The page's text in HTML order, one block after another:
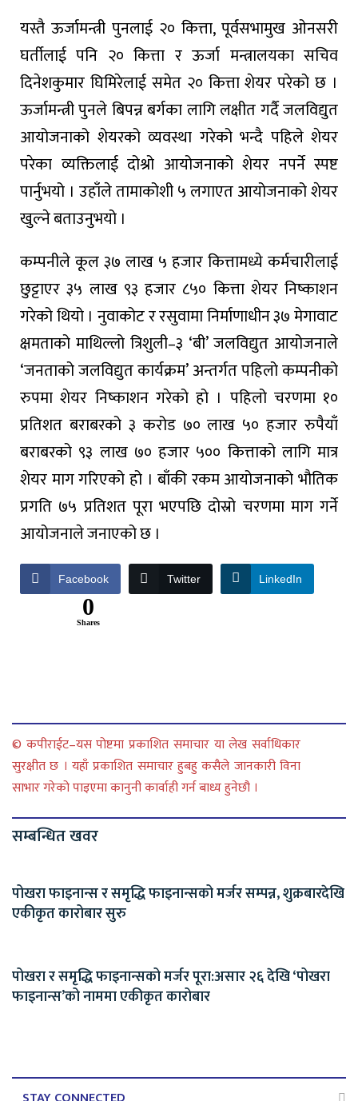
यस्तै ऊर्जामन्त्री पुनलाई २० कित्ता, पूर्वसभामुख ओनसरी
घर्तीलाई पनि २० कित्ता र ऊर्जा मन्त्रालयका सचिव
दिनेशकुमार घिमिरेलाई समेत २० कित्ता शेयर परेको छ ।
ऊर्जामन्त्री पुनले बिपन्न बर्गका लागि लक्षीत गर्दै जलविद्युत
आयोजनाको शेयरको व्यवस्था गरेको भन्दै पहिले शेयर
परेका व्यक्तिलाई दोश्रो आयोजनाको शेयर नपर्ने स्पष्ट
पार्नुभयो । उहाँले तामाकोशी ५ लगाएत आयोजनाको शेयर
खुल्ने बताउनुभयो ।
कम्पनीले कूल ३७ लाख ५ हजार कित्तामध्ये कर्मचारीलाई
छुट्टाएर ३५ लाख ९३ हजार ८५० कित्ता शेयर निष्काशन
गरेको थियो । नुवाकोट र रसुवामा निर्माणाधीन ३७ मेगावाट
क्षमताको माथिल्लो त्रिशुली–३ ‘बी’ जलविद्युत आयोजनाले
‘जनताको जलविद्युत कार्यक्रम’ अन्तर्गत पहिलो कम्पनीको
रुपमा शेयर निष्काशन गरेको हो । पहिलो चरणमा १०
प्रतिशत बराबरको ३ करोड ७० लाख ५० हजार रुपैयाँ
बराबरको ९३ लाख ७० हजार ५०० कित्ताको लागि मात्र
शेयर माग गरिएको हो । बाँकी रकम आयोजनाको भौतिक
प्रगति ७५ प्रतिशत पूरा भएपछि दोस्रो चरणमा माग गर्ने
आयोजनाले जनाएको छ ।
Facebook Twitter LinkedIn
0
Shares
© कपीराईट–यस पोष्टमा प्रकाशित समाचार या लेख सर्वाधिकार
सुरक्षीत छ । यहाँ प्रकाशित समाचार हुबहु कसैले जानकारी विना
साभार गरेको पाइएमा कानुनी कार्वाही गर्न बाध्य हुनेछौ ।
सम्बन्धित खवर
पोखरा फाइनान्स र समृद्धि फाइनान्सको मर्जर सम्पन्न, शुक्रबारदेखि
एकीकृत कारोबार सुरु
पोखरा र समृद्धि फाइनान्सको मर्जर पूरा:असार २६ देखि ‘पोखरा
फाइनान्स’को नाममा एकीकृत कारोबार